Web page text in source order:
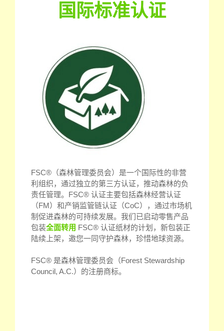
国际标准认证
FSC®（森林管理委员会）是一个国际性的非营
利组织，通过独立的第三方认证，推动森林的负
责任管理。FSC® 认证主要包括森林经营认证
（FM）和产销监管链认证（CoC），通过市场机
制促进森林的可持续发展。我们已启动零售产品
包装全面转用 FSC® 认证纸材的计划，新包装正
陆续上架，邀您一同守护森林，珍惜地球资源。
FSC® 是森林管理委员会（Forest Stewardship
Council, A.C.）的注册商标。